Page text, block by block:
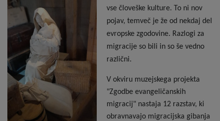
vse človeške kulture. To ni nov
pojav, temveč je že od nekdaj del
evropske zgodovine. Razlogi za
migracije so bili in so še vedno
različni.
V okviru muzejskega projekta
"Zgodbe evangeličanskih
migracij" nastaja 12 razstav, ki
obravnavajo migracijska gibanja